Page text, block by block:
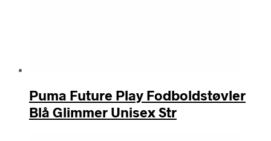
Puma Future Play Fodboldstøvler
Blå Glimmer Unisex Str